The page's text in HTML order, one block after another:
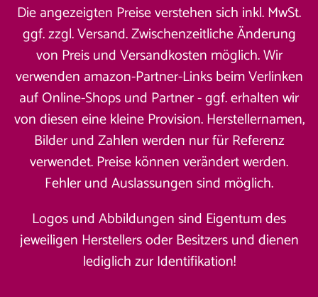
Die angezeigten Preise verstehen sich inkl. MwSt.
ggf. zzgl. Versand. Zwischenzeitliche Änderung
von Preis und Versandkosten möglich. Wir
verwenden amazon-Partner-Links beim Verlinken
auf Online-Shops und Partner - ggf. erhalten wir
von diesen eine kleine Provision. Herstellernamen,
Bilder und Zahlen werden nur für Referenz
verwendet. Preise können verändert werden.
Fehler und Auslassungen sind möglich.
Logos und Abbildungen sind Eigentum des
jeweiligen Herstellers oder Besitzers und dienen
lediglich zur Identifikation!